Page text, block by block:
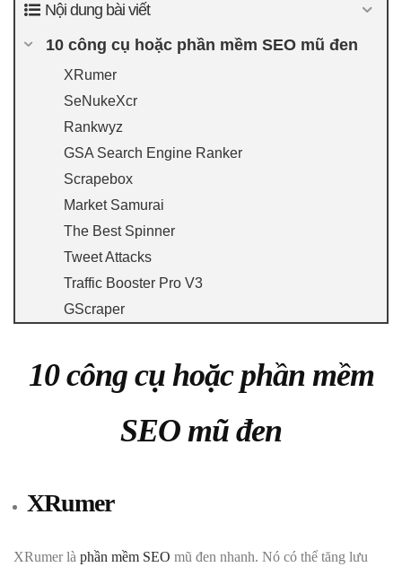
Nội dung bài viết
10 công cụ hoặc phần mềm SEO mũ đen
XRumer
SeNukeXcr
Rankwyz
GSA Search Engine Ranker
Scrapebox
Market Samurai
The Best Spinner
Tweet Attacks
Traffic Booster Pro V3
GScraper
10 công cụ hoặc phần mềm
SEO mũ đen
XRumer
XRumer là phần mềm SEO mũ đen nhanh. Nó có thể tăng lưu